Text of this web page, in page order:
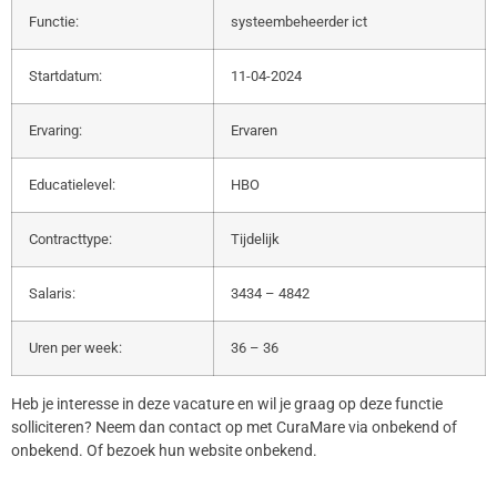
Functie: systeembeheerder ict
Startdatum: 11-04-2024
Ervaring: Ervaren
Educatielevel: HBO
Contracttype: Tijdelijk
Salaris: 3434 – 4842
Uren per week: 36 – 36
Heb je interesse in deze vacature en wil je graag op deze functie
solliciteren? Neem dan contact op met CuraMare via onbekend of
onbekend. Of bezoek hun website onbekend.